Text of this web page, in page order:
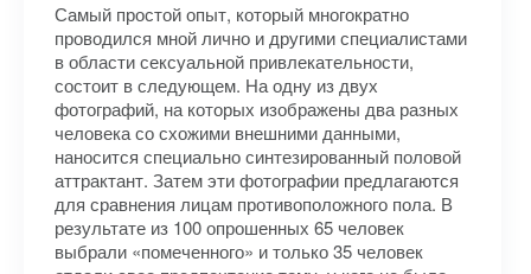
Самый простой опыт, который многократно
проводился мной лично и другими специалистами
в области сексуальной привлекательности,
состоит в следующем. На одну из двух
фотографий, на которых изображены два разных
человека со схожими внешними данными,
наносится специально синтезированный половой
аттрактант. Затем эти фотографии предлагаются
для сравнения лицам противоположного пола. В
результате из 100 опрошенных 65 человек
выбрали «помеченного» и только 35 человек